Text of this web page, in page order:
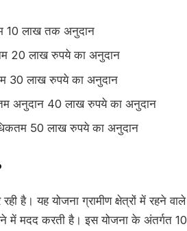
10 लाख तक अनुदान
20 लाख रुपये का अनुदान
30 लाख रुपये का अनुदान
अनुदान 40 लाख रुपये का अनुदान
50 लाख रुपये का अनुदान
है। यह योजना ग्रामीण क्षेत्रों में रहने वाले
में मदद करती है। इस योजना के अंतर्गत 10